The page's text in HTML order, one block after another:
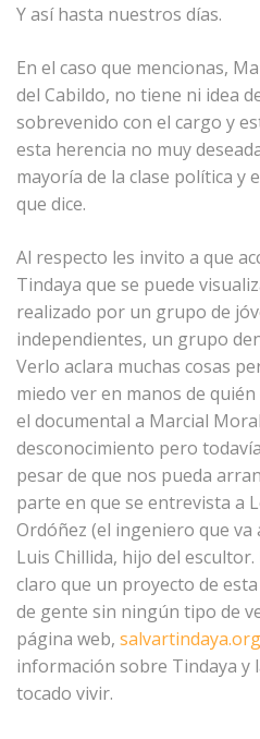
Y así hasta nuestros días.
En el caso que mencionas,
del Cabildo, no tiene ni idea
sobrevenido con el cargo y
esta herencia no muy
mayoría de la clase política y
que dice.
Al respecto les invito a que
Tindaya que se puede
realizado por un grupo de
independientes, un grupo
Verlo aclara muchas cosas
miedo ver en manos de
el documental a Marcial
desconocimiento pero
pesar de que nos pueda
parte en que se entrevista a
Ordóñez (el ingeniero que
Luis Chillida, hijo del
claro que un proyecto de
de gente sin ningún tipo de
página web, salvartindaya.org
información sobre Tindaya y
tocado vivir.